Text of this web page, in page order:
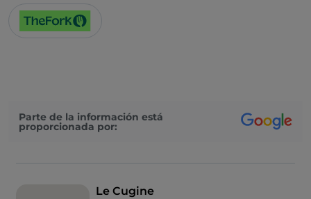
Parte de la información está
proporcionada por:
Le Cugine